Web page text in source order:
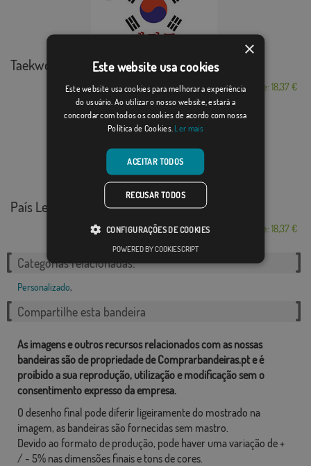
Taekwondo Corea
Desde: 18,37 €
País Leonés
Desde: 18,37 €
Categorias relacionadas:
Personalizado,
Compartilhe esta bandeira
As imagens e outros recursos relacionados com as nossas
bandeiras são de propriedade de Comprarbandeiras.pt e é
proibido a sua reprodução, utilização e modificação sem o
consentimento expresso da empresa.
O desenho final pode diferir ligeiramente do mostrado na
imagem, as bandeiras são fornecidas sem mastro.
Devido ao formato de produção, pode haver uma variação de +
/ - 5% nas dimensões finais e tons de cores.
×
Este website usa cookies
Este website usa cookies para melhorar a experiência
do usuário. Ao utilizar o nosso website, estará a
concordar com todos os cookies de acordo com nossa
Política de Cookies. Ler mais
ACEITAR TODOS
RECUSAR TODOS
CONFIGURAÇÕES DE COOKIES
POWERED BY COOKIESCRIPT